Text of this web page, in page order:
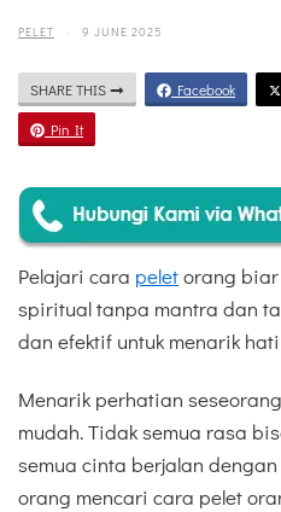
PELET · 9 JUNE 2025
SHARE THIS Facebook
Pin It
Pelajari cara peletorang biar
spiritual tanpa mantra dan
dan efektif untuk menarik
Menarik perhatian
mudah. Tidak semua rasa
semua cinta berjalan
orang mencari cara pelet